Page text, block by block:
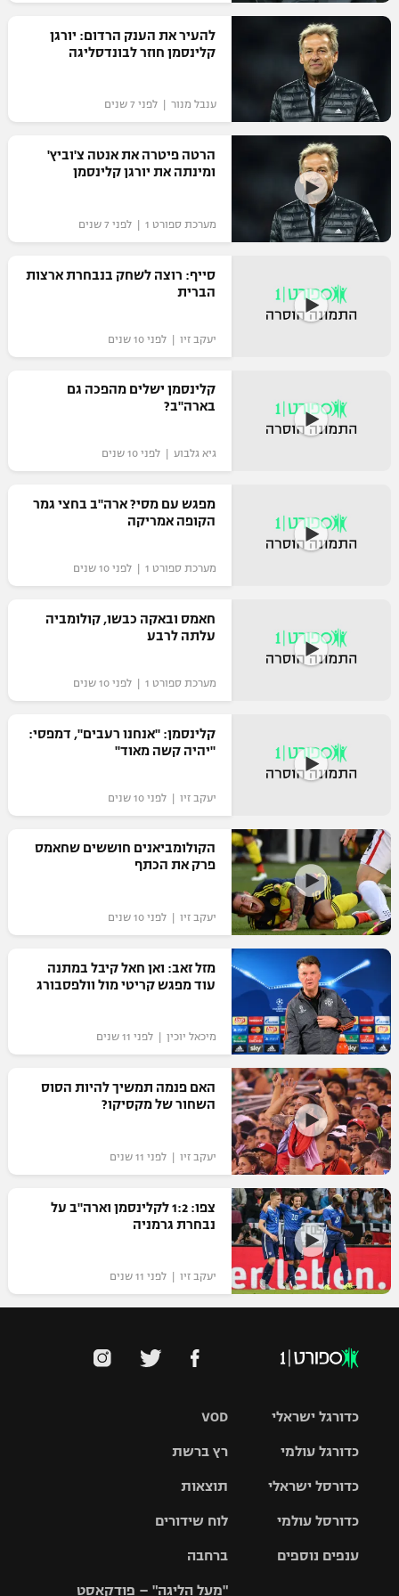
רשיון להקרנה פומבית לבית עסק
הצטרפות לחבילת הערוצים
לוח דרושים – ג'ובנט
תגיות
המגזין
להעיר את הענק הרדום: יורגן
קלינסמן חוזר לבונדסליגה
ענבל מנור | לפני 7 שנים
הרטה פיטרה את אנטה צ'וביץ'
ומינתה את יורגן קלינסמן
מערכת ספורט 1 | לפני 7 שנים
סייף: רוצה לשחק בנבחרת ארצות
הברית
יעקב זיו | לפני 10 שנים
קלינסמן ישלים מהפכה גם
בארה"ב?
גיא גלבוע | לפני 10 שנים
מפגש עם מסי? ארה"ב בחצי גמר
הקופה אמריקה
מערכת ספורט 1 | לפני 10 שנים
חאמס ובאקה כבשו, קולומביה
עלתה לרבע
מערכת ספורט 1 | לפני 10 שנים
קלינסמן: "אנחנו רעבים", דמפסי:
"יהיה קשה מאוד"
יעקב זיו | לפני 10 שנים
הקולומביאנים חוששים שחאמס
פרק את הכתף
יעקב זיו | לפני 10 שנים
מזל זאב: ואן חאל קיבל במתנה
עוד מפגש קריטי מול וולפסבורג
מיכאל יוכין | לפני 11 שנים
האם פנמה תמשיך להיות הסוס
השחור של מקסיקו?
יעקב זיו | לפני 11 שנים
צפו: 1:2 לקלינסמן וארה"ב על
נבחרת גרמניה
יעקב זיו | לפני 11 שנים
VOD
רץ ברשת
תוצאות
לוח שידורים
ברחבה
"מעל הליגה" – פודקאסט
כדורגל ישראלי
גביע הטוטו
כדורגל עולמי
האלופות
ליגה
כדורסל ישראלי
סל
כדורסל עולמי
ענפים נוספים